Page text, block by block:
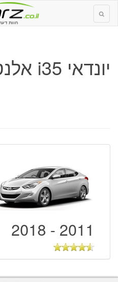
חוות
יונדאי i35 אלנטרה
2011 - 2018